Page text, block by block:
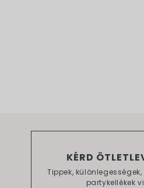
KÉRD
Tippek,
partykellékek